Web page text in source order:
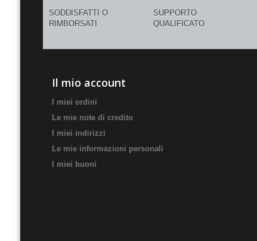
SODDISFATTI O
RIMBORSATI
SUPPORTO
QUALIFICATO
Il mio account
I miei ordini
Le mie note di credito
I miei indirizzi
Le mie informazioni personali
I miei buoni